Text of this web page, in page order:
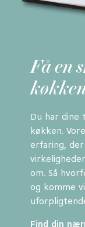
Få en
Du har dine
køkken.
erfaring,
om. Så
og komme
Find din